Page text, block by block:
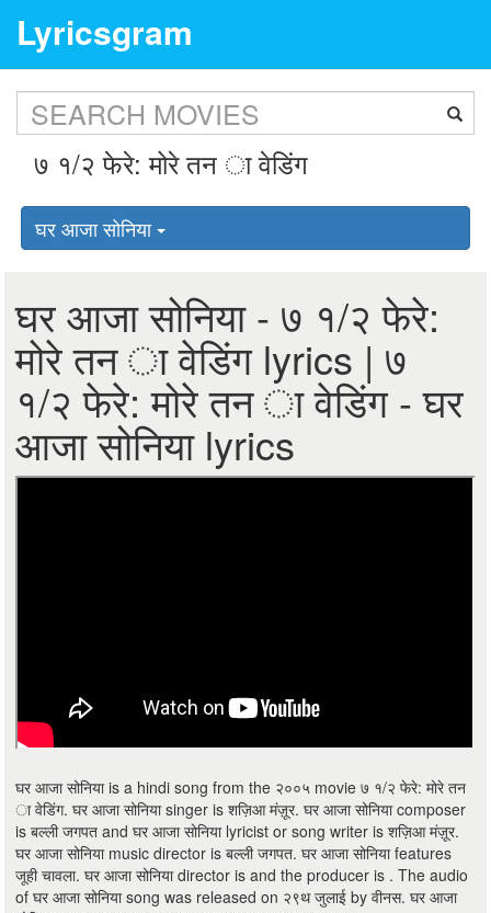
Lyricsgram
घर आजा सोनिया
घर आजा सोनिया - ७ १/२ फेरे:
मोरे तन ा वेडिंग lyrics | ७
१/२ फेरे: मोरे तन ा वेडिंग - घर
आजा सोनिया lyrics
घर आजा सोनिया is a hindi song from the २००५ movie ७ १/२ फेरे: मोरे तन
ा वेडिंग. घर आजा सोनिया singer is शज़िआ मंज़ूर. घर आजा सोनिया composer
is बल्ली जगपत and घर आजा सोनिया lyricist or song writer is शज़िआ मंज़ूर.
घर आजा सोनिया music director is बल्ली जगपत. घर आजा सोनिया features
जूही चावला. घर आजा सोनिया director is and the producer is . The audio
of घर आजा सोनिया song was released on २९थ जुलाई by वीनस. घर आजा